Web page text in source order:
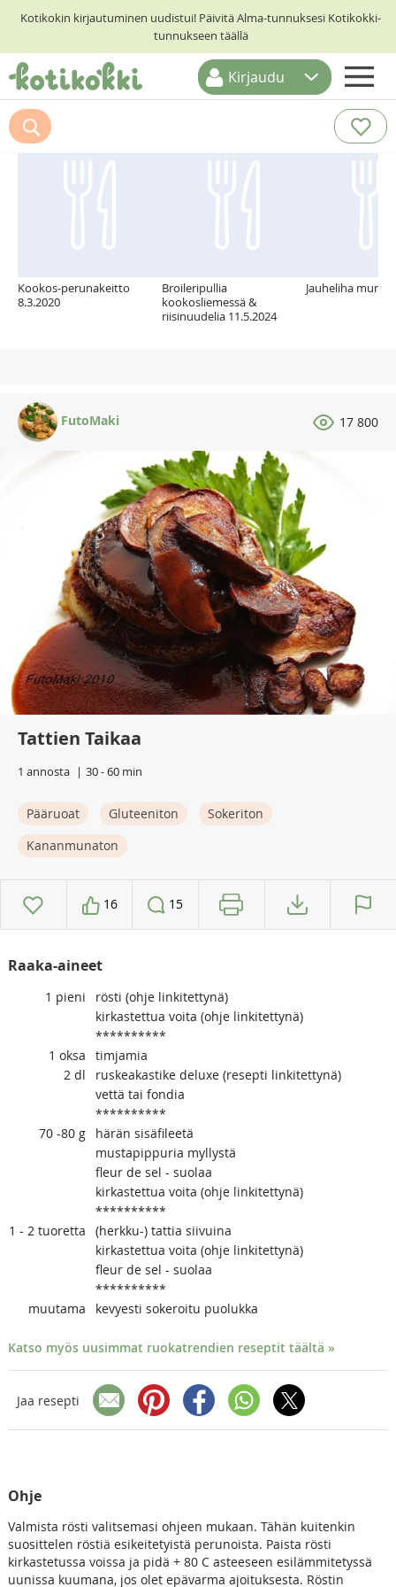
Kotikokin kirjautuminen uudistui! Päivitä Alma-tunnuksesi Kotikokki-
tunnukseen täällä
ETUSIVU
RESEPTIHAKU
Kirjaudu
Suosittelemme myös
Kookos-perunakeitto
8.3.2020
Broileripullia
kookosliemessä &
riisinuudelia 11.5.2024
Jauheliha
FutoMaki 17 800
Tattien Taikaa
1 annosta 30 - 60 min
Pääruoat Gluteeniton
Sokeriton
Kananmunaton
16 15
Raaka-aineet
1 pieni
rösti (ohje linkitettynä)
kirkastettua voita (ohje linkitettynä)
**********
1 oksa
timjamia
2 dl
ruskeakastike deluxe (resepti linkitettynä)
vettä tai fondia
**********
70 -80 g
härän sisäfileetä
mustapippuria myllystä
fleur de sel - suolaa
kirkastettua voita (ohje linkitettynä)
**********
1 - 2 tuoretta
(herkku-) tattia siivuina
kirkastettua voita (ohje linkitettynä)
fleur de sel - suolaa
**********
muutama
kevyesti sokeroitu puolukka
Katso myös uusimmat ruokatrendien reseptit täältä »
Jaa resepti
Ohje
Valmista rösti valitsemasi ohjeen mukaan. Tähän kuitenkin
suosittelen röstiä esikeitetyistä perunoista. Paista rösti
kirkastetussa voissa ja pidä + 80 C asteeseen esilämmitetyssä
uunissa kuumana, jos olet epävarma ajoituksesta. Röstin